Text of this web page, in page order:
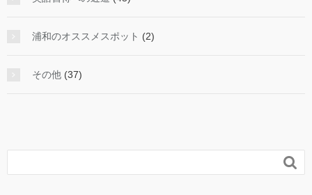
浦和のオススメスポット (2)
その他 (37)
